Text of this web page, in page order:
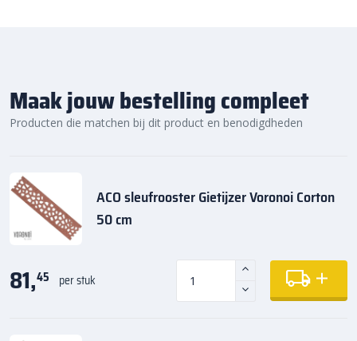
Maak jouw bestelling compleet
Producten die matchen bij dit product en benodigdheden
ACO sleufrooster Gietijzer Voronoi Corton
50 cm
81,45 per stuk